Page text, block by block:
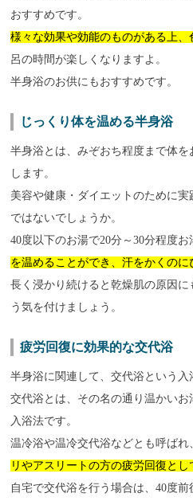
おすすめです。
様々な効果や効能のものがある上
呂の時間が楽しくなりますよ。
半身浴のお供にもおすすめです。
じっくり体を温める半身浴
半身浴とは、みぞおち程度まで体
します。
美容や健康・ダイエットのために
ではないでしょうか。
40度以下のお湯で20分～30分程度
を温めることができ、汗をかくのに
長く浸かり続けると乾燥肌の原因
う気を付けましょう。
疲労回復に効果的な交代浴
半身浴に関連して、交代浴という入
交代浴とは、その名の通り温かい
入浴法です。
温冷浴や温冷交代浴などとも呼ばれ
リやアスリートの方の疲労回復と
自宅で交代浴を行う場合は、40度前